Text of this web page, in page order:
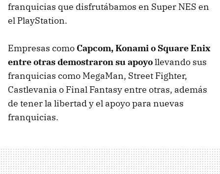
franquicias que disfrutábamos en Super NES en
el PlayStation.
Empresas como Capcom, Konami o Square Enix
entre otras demostraron su apoyollevando sus
franquicias como MegaMan, Street Fighter,
Castlevania o Final Fantasy entre otras, además
de tener la libertad y el apoyo para nuevas
franquicias.